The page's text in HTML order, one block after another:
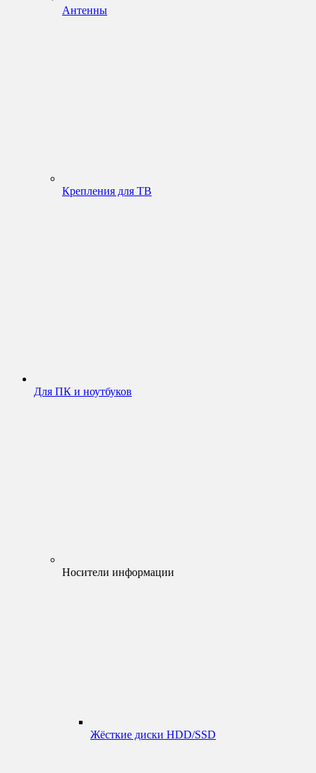
Антенны
Крепления для ТВ
Для ПК и ноутбуков
Носители информации
Жёсткие диски HDD/SSD